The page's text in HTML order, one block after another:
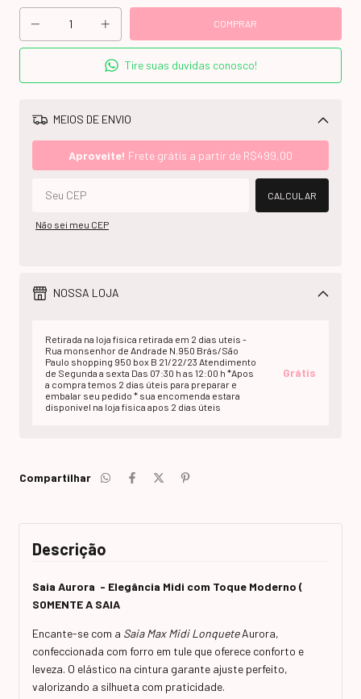
Tire suas duvidas conosco!
MEIOS DE ENVIO
Aproveite! Frete grátis a partir de R$499,00
CALCULAR
Não sei meu CEP
NOSSA LOJA
Retirada na loja fisica retirada em 2 dias uteis -
Rua monsenhor de Andrade N.950 Brás/São
Paulo shopping 950 box B 21/22/23 Atendimento
de Segunda a sexta Das 07:30 h as 12:00 h *Apos
a compra temos 2 dias úteis para preparar e
embalar seu pedido * sua encomenda estara
disponivel na loja fisica apos 2 dias úteis
Grátis
Compartilhar
Descrição
Saia Aurora - Elegância Midi com Toque Moderno (
SOMENTE A SAIA
Encante-se com a Saia Max Midi LonqueteAurora,
confeccionada com forro em tule que oferece conforto e
leveza. O elástico na cintura garante ajuste perfeito,
valorizando a silhueta com praticidade.